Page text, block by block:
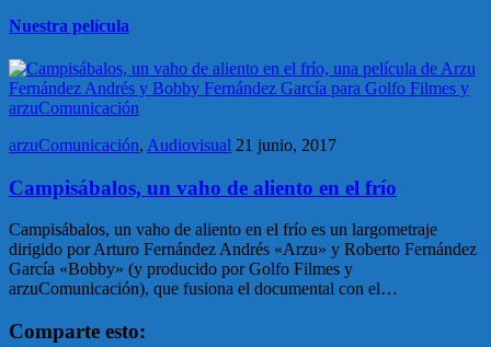
Nuestra película
arzuComunicación, Audiovisual 21 junio, 2017
Campisábalos, un vaho de aliento en el frío
Campisábalos, un vaho de aliento en el frío es un largometraje
dirigido por Arturo Fernández Andrés «Arzu» y Roberto Fernández
García «Bobby» (y producido por Golfo Filmes y
arzuComunicación), que fusiona el documental con el…
Comparte esto: